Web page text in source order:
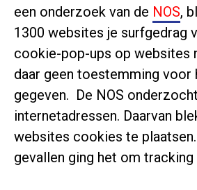
een onderzoek van de NOS,
1300 websites je surfgedrag
cookie-pop-ups op websites
daar geen toestemming voor
gegeven. De NOS
internetadressen. Daarvan
websites cookies te plaatsen.
gevallen ging het om